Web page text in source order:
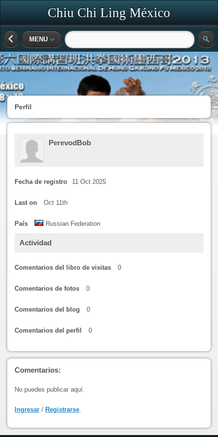
Chiu Chi Ling México
MENU
Perfil
PerevodBob
Fecha de registro 11 Oct 2025
Last on Oct 11th
País Russian Federation
Actividad
Comentarios del libro de visitas 0
Comentarios de fotos 0
Comentarios del blog 0
Comentarios del perfil 0
Comentarios:
No puedes publicar aquí.
Ingresar / Registrarse.